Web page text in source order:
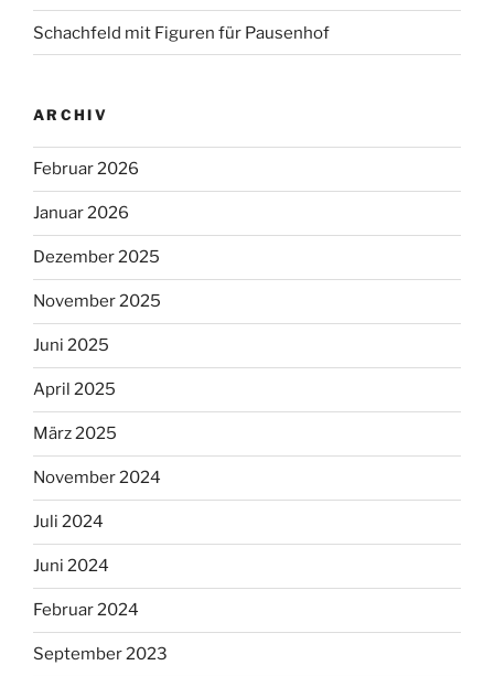
Schachfeld mit Figuren für Pausenhof
ARCHIV
Februar 2026
Januar 2026
Dezember 2025
November 2025
Juni 2025
April 2025
März 2025
November 2024
Juli 2024
Juni 2024
Februar 2024
September 2023